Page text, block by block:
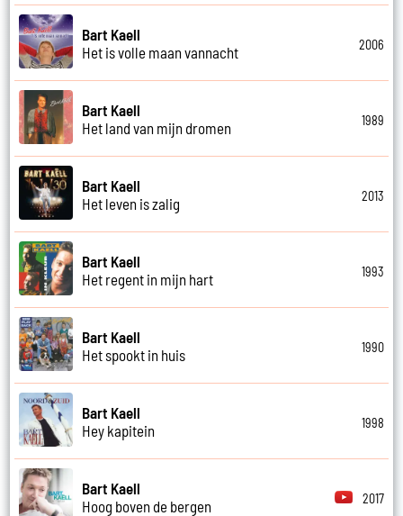
Bart Kaell
Het is volle maan vannacht
2006
Bart Kaell
Het land van mijn dromen
1989
Bart Kaell
Het leven is zalig
2013
Bart Kaell
Het regent in mijn hart
1993
Bart Kaell
Het spookt in huis
1990
Bart Kaell
Hey kapitein
1998
Bart Kaell
Hoog boven de bergen
2017